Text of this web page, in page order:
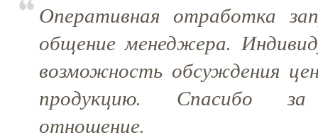
Оперативная отработка
общение менеджера.
возможность обсуждения
продукцию. Спасибо за
отношение.